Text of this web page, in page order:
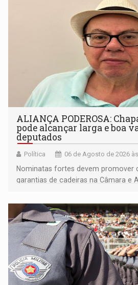
ALIANÇA PODEROSA:
pode alcançar larga e boa
deputados
Política 06 de Agosto de 2026
Nominatas fortes devem promover
garantias de cadeiras na Câmara e